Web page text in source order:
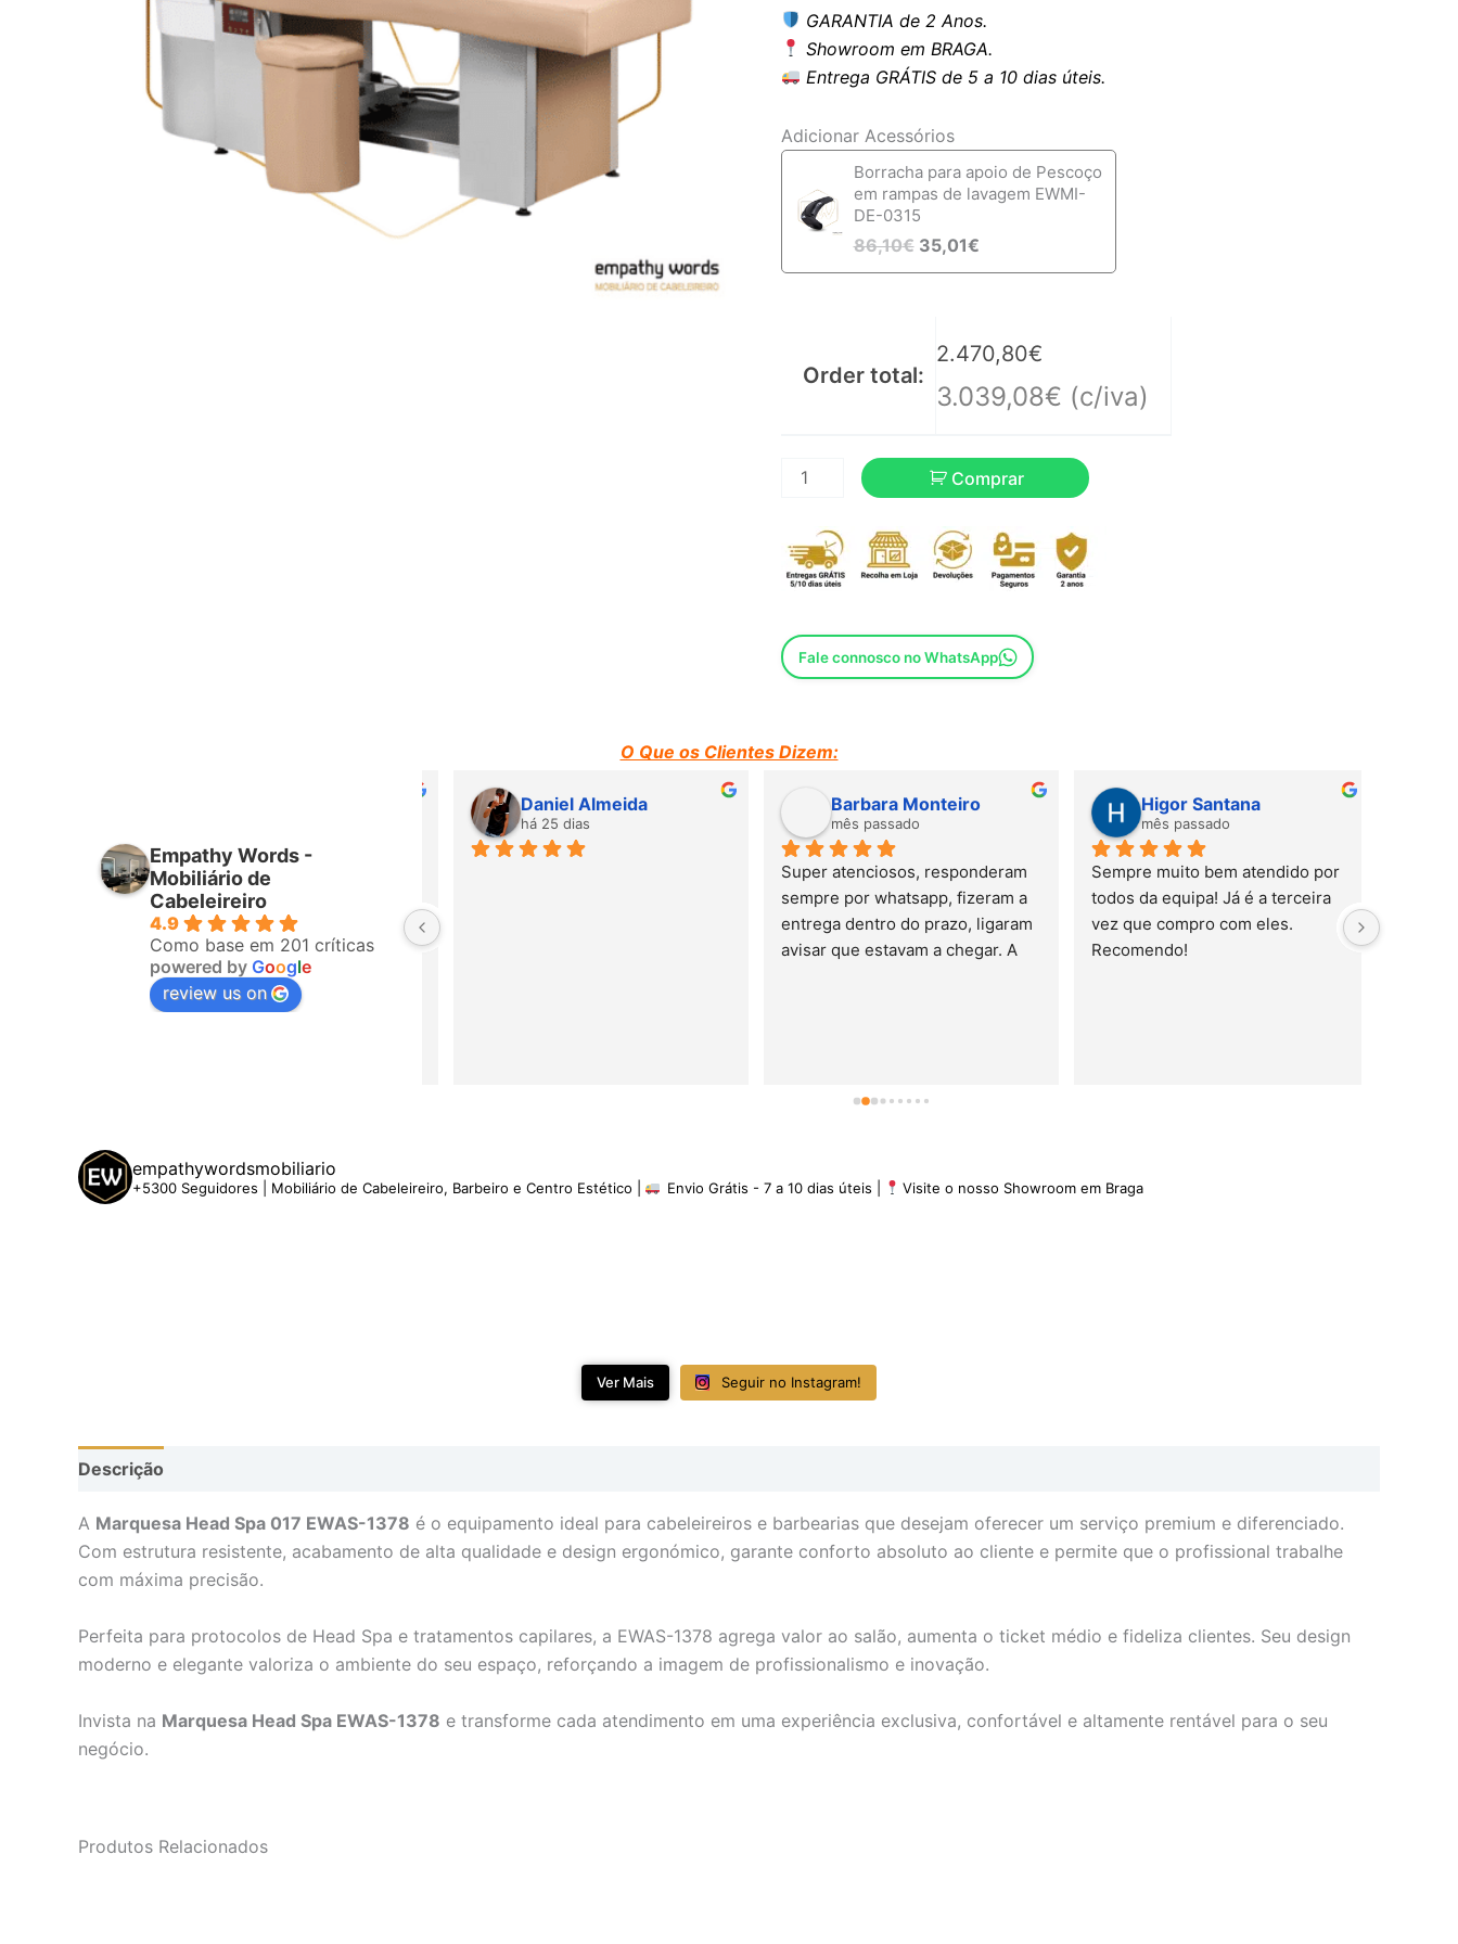
GARANTIA de 2 Anos.
Showroom em BRAGA.
Entrega GRÁTIS de 5 a 10 dias úteis.
Adicionar Acessórios
Borracha para apoio de Pescoço
em rampas de lavagem EWMI-
DE-0315
86,10€ 35,01€
Order total:
2.470,80€
3.039,08€ (c/iva)
Comprar
Fale connosco no WhatsApp
O Que os Clientes Dizem:
Empathy Words -
Mobiliário de
Cabeleireiro
4.9
Como base em 201 críticas
powered by Google
review us on
Perfeito ♥️♥️♥️♥️
Daniel Almeida
há 25 dias
Barbara Monteiro
mês passado
Super atenciosos, responderam
sempre por whatsapp, fizeram a
entrega dentro do prazo, ligaram
avisar que estavam a chegar. A
Higor Santana
mês passado
Sempre muito bem atendido por
todos da equipa! Já é a terceira
vez que compro com eles.
Recomendo!
empathywordsmobiliario
+5300 Seguidores | Mobiliário de Cabeleireiro, Barbeiro e Centro Estético | Envio Grátis - 7 a 10 dias úteis | Visite o nosso Showroom em Braga
Ver Mais Seguir no Instagram!
Descrição
A Marquesa Head Spa 017 EWAS-1378 é o equipamento ideal para cabeleireiros e barbearias que desejam oferecer um serviço premium e diferenciado.
Com estrutura resistente, acabamento de alta qualidade e design ergonómico, garante conforto absoluto ao cliente e permite que o profissional trabalhe
com máxima precisão.
Perfeita para protocolos de Head Spa e tratamentos capilares, a EWAS-1378 agrega valor ao salão, aumenta o ticket médio e fideliza clientes. Seu design
moderno e elegante valoriza o ambiente do seu espaço, reforçando a imagem de profissionalismo e inovação.
Invista na Marquesa Head Spa EWAS-1378 e transforme cada atendimento em uma experiência exclusiva, confortável e altamente rentável para o seu
negócio.
Produtos Relacionados